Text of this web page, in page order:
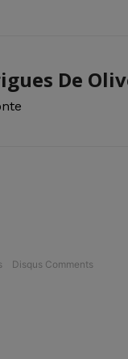
De
Disqus Comments